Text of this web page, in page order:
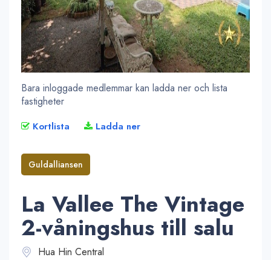
Bara inloggade medlemmar kan ladda ner och lista
fastigheter
Kortlista Ladda ner
Guldalliansen
La Vallee The Vintage
2-våningshus till salu
Hua Hin Central